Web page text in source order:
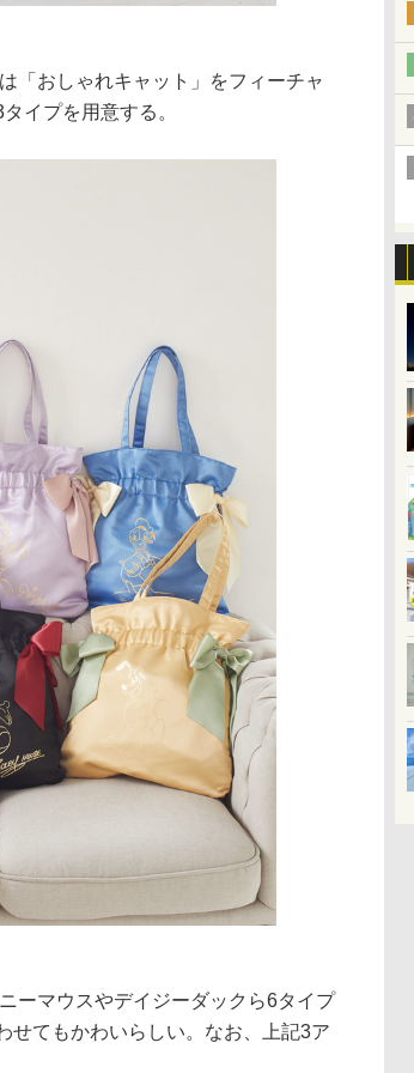
「おしゃれキャット」をフィーチャ
イプを用意する。
ーマウスやデイジーダックら6タイプ
せてもかわいらしい。なお、上記3ア